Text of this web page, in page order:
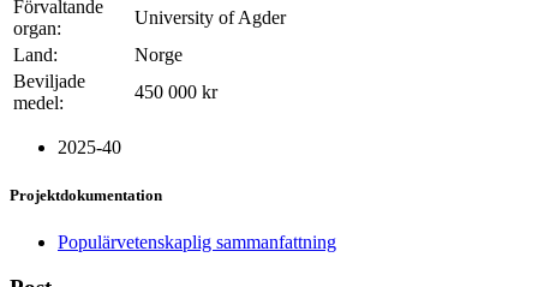
Förvaltande
organ:
University of Agder
Land:
Norge
Beviljade
medel:
450 000 kr
2025-40
Projektdokumentation
Populärvetenskaplig sammanfattning